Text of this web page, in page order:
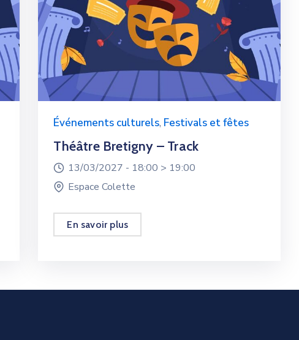
Événements culturels, Festivals et fêtes
Théâtre Bretigny – Track
13/03/2027 - 18:00 > 19:00
Espace Colette
En savoir plus